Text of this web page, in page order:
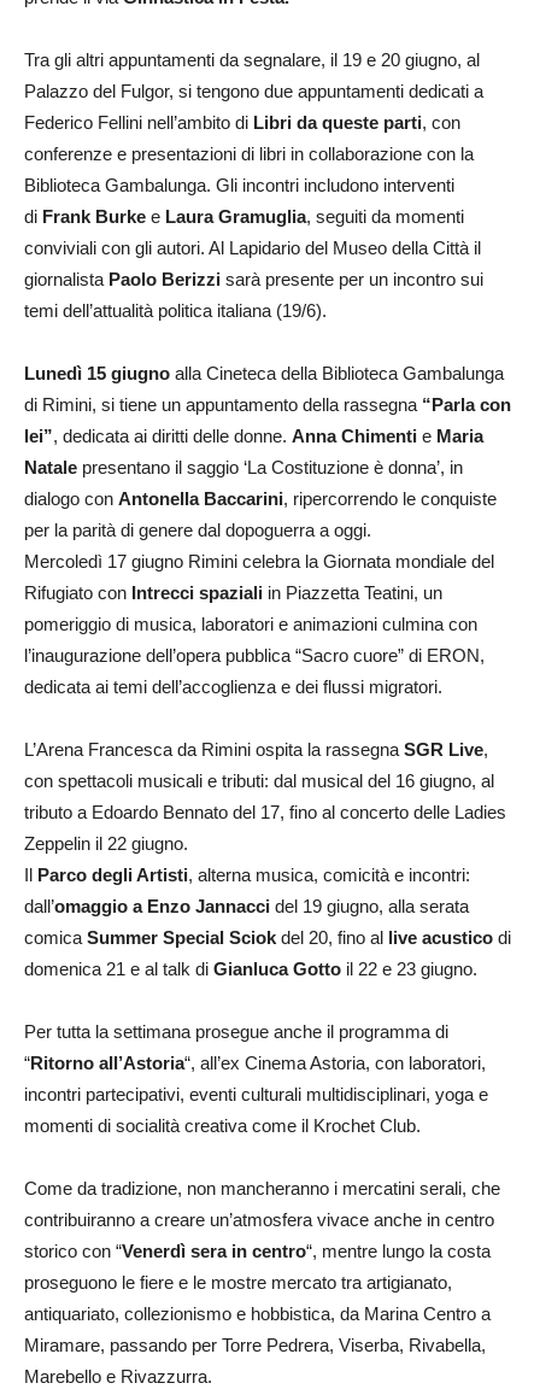
Tra gli altri appuntamenti da segnalare, il 19 e 20 giugno, al
Palazzo del Fulgor, si tengono due appuntamenti dedicati a
Federico Fellini nell’ambito di Libri da queste parti, con
conferenze e presentazioni di libri in collaborazione con la
Biblioteca Gambalunga. Gli incontri includono interventi
di Frank Burke e Laura Gramuglia, seguiti da momenti
conviviali con gli autori. Al Lapidario del Museo della Città il
giornalista Paolo Berizzi sarà presente per un incontro sui
temi dell’attualità politica italiana (19/6).
Lunedì 15 giugno alla Cineteca della Biblioteca Gambalunga
di Rimini, si tiene un appuntamento della rassegna “Parla con
lei”, dedicata ai diritti delle donne. Anna Chimenti e Maria
Natale presentano il saggio ‘La Costituzione è donna’, in
dialogo con Antonella Baccarini, ripercorrendo le conquiste
per la parità di genere dal dopoguerra a oggi.
Mercoledì 17 giugno Rimini celebra la Giornata mondiale del
Rifugiato con Intrecci spaziali in Piazzetta Teatini, un
pomeriggio di musica, laboratori e animazioni culmina con
l’inaugurazione dell’opera pubblica “Sacro cuore” di ERON,
dedicata ai temi dell’accoglienza e dei flussi migratori.
L’Arena Francesca da Rimini ospita la rassegna SGR Live,
con spettacoli musicali e tributi: dal musical del 16 giugno, al
tributo a Edoardo Bennato del 17, fino al concerto delle Ladies
Zeppelin il 22 giugno.
Il Parco degli Artisti, alterna musica, comicità e incontri:
dall’omaggio a Enzo Jannacci del 19 giugno, alla serata
comica Summer Special Sciok del 20, fino al live acustico di
domenica 21 e al talk di Gianluca Gotto il 22 e 23 giugno.
Per tutta la settimana prosegue anche il programma di
“Ritorno all’Astoria“, all’ex Cinema Astoria, con laboratori,
incontri partecipativi, eventi culturali multidisciplinari, yoga e
momenti di socialità creativa come il Krochet Club.
Come da tradizione, non mancheranno i mercatini serali, che
contribuiranno a creare un’atmosfera vivace anche in centro
storico con “Venerdì sera in centro“, mentre lungo la costa
proseguono le fiere e le mostre mercato tra artigianato,
antiquariato, collezionismo e hobbistica, da Marina Centro a
Miramare, passando per Torre Pedrera, Viserba, Rivabella,
Marebello e Rivazzurra.